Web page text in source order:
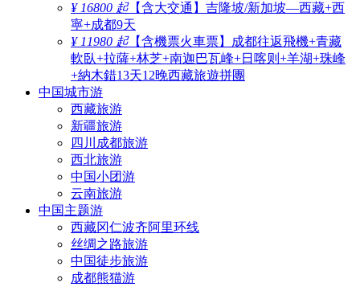
¥ 16800 起【含大交通】吉隆坡/新加坡—西藏+西
寧+成都9天
¥ 11980 起【含機票火車票】成都往返飛機+青藏
軟臥+拉薩+林芝+南迦巴瓦峰+日喀则+羊湖+珠峰
+納木錯13天12晚西藏旅遊拼團
中国城市游
西藏旅游
新疆旅游
四川成都旅游
西北旅游
中国小团游
云南旅游
中国主题游
西藏冈仁波齐阿里环线
丝绸之路旅游
中国徒步旅游
成都熊猫游